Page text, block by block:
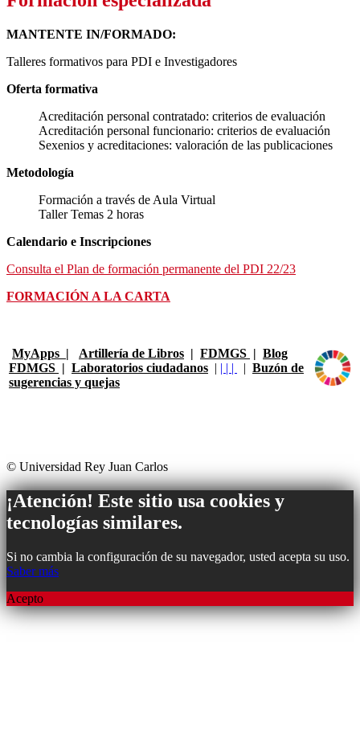
MANTENTE IN/FORMADO:
Talleres formativos para PDI e Investigadores
Oferta formativa
Acreditación personal contratado: criterios de evaluación
Acreditación personal funcionario: criterios de evaluación
Sexenios y acreditaciones: valoración de las publicaciones
Metodología
Formación a través de Aula Virtual
Taller Temas 2 horas
Calendario e Inscripciones
Consulta el Plan de formación permanente del PDI 22/23
FORMACIÓN A LA CARTA
MyApps | Artillería de Libros | FDMGS | Blog
FDMGS | Laboratorios ciudadanos | | | | | Buzón de
sugerencias y quejas
© Universidad Rey Juan Carlos
¡Atención! Este sitio usa cookies y
tecnologías similares.
Si no cambia la configuración de su navegador, usted acepta su uso.
Saber más
Acepto